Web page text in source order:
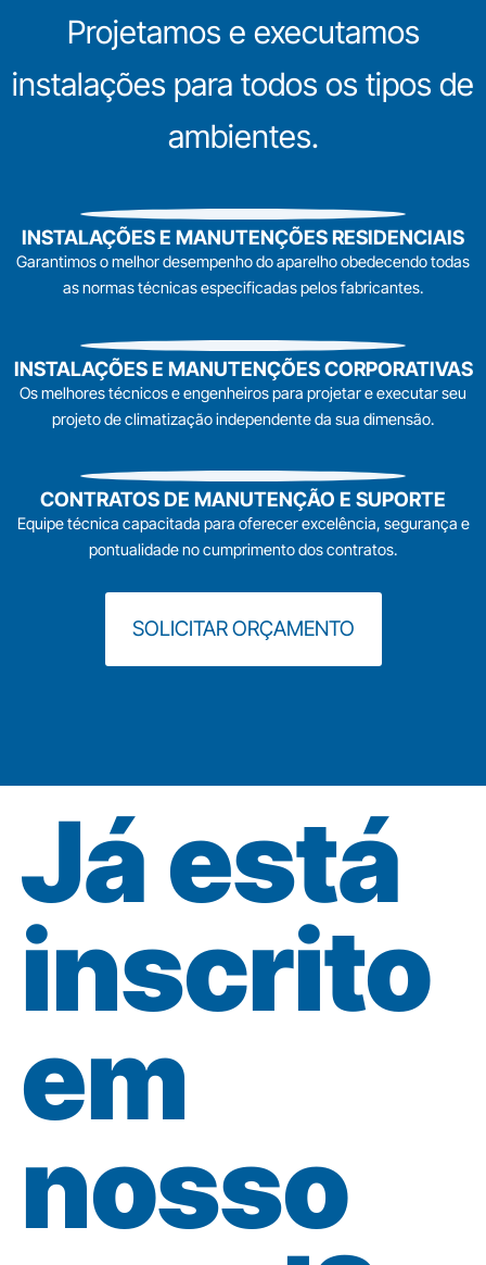
Projetamos e executamos
instalações para todos os tipos de
ambientes.
INSTALAÇÕES E MANUTENÇÕES RESIDENCIAIS
Garantimos o melhor desempenho do aparelho obedecendo todas
as normas técnicas especificadas pelos fabricantes.
INSTALAÇÕES E MANUTENÇÕES CORPORATIVAS
Os melhores técnicos e engenheiros para projetar e executar seu
projeto de climatização independente da sua dimensão.
CONTRATOS DE MANUTENÇÃO E SUPORTE
Equipe técnica capacitada para oferecer excelência, segurança e
pontualidade no cumprimento dos contratos.
SOLICITAR ORÇAMENTO
Já está
inscrito
em
nosso